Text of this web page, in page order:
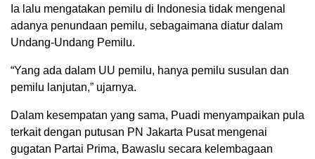
Ia lalu mengatakan pemilu di Indonesia tidak mengenal
adanya penundaan pemilu, sebagaimana diatur dalam
Undang-Undang Pemilu.
“Yang ada dalam UU pemilu, hanya pemilu susulan dan
pemilu lanjutan,” ujarnya.
Dalam kesempatan yang sama, Puadi menyampaikan pula
terkait dengan putusan PN Jakarta Pusat mengenai
gugatan Partai Prima, Bawaslu secara kelembagaan